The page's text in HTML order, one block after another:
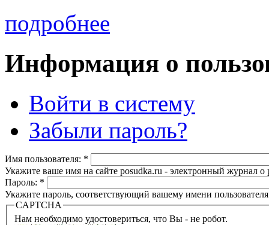
подробнее
Информация о
Войти в систему
Забыли пароль?
Имя пользователя: *
Укажите ваше имя на сайте posudka.ru - электронный журнал
Пароль: *
Укажите пароль, соответствующий вашему имени
CAPTCHA
Нам необходимо удостовериться, что Вы - не робот.